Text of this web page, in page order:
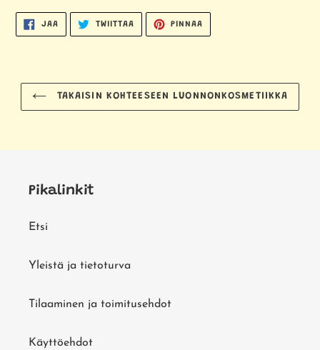
JAA
FACEBOOKISSA
TWIITTAA TWIITTAA
TWITTERISSÄ
PINNAA
TAKAISIN KOHTEESEEN LUONNONKOSMETIIKKA
Pikalinkit
Etsi
Yleistä ja tietoturva
Tilaaminen ja toimitusehdot
Käyttöehdot